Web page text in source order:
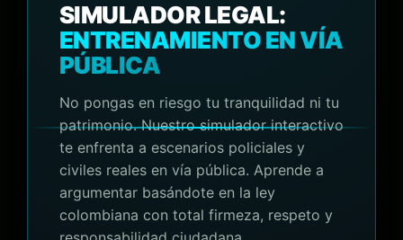
SIMULADOR LEGAL:
ENTRENAMIENTO EN VÍA
PÚBLICA
No pongas en riesgo tu tranquilidad ni tu
patrimonio. Nuestro simulador interactivo
te enfrenta a escenarios policiales y
civiles reales en vía pública. Aprende a
argumentar basándote en la ley
colombiana con total firmeza, respeto y